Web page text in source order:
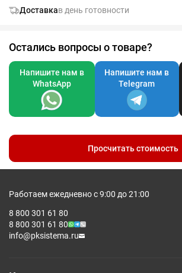
Доставкав день готовности
Остались вопросы о товаре?
Напишите нам в
WhatsApp
Напишите нам в
Telegram
Просчитать стоимость
Работаем ежедневно с 9:00 до 21:00
8 800 301 61 80
8 800 301 61 80
info@pksistema.ru